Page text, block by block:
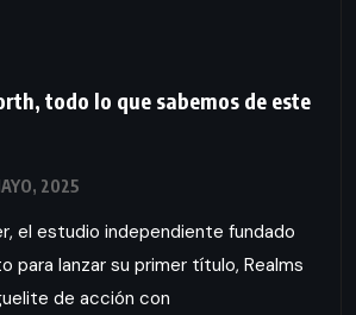
todo lo que sabemos de este
2025
el estudio independiente fundado
para lanzar su primer título, Realms
de acción con